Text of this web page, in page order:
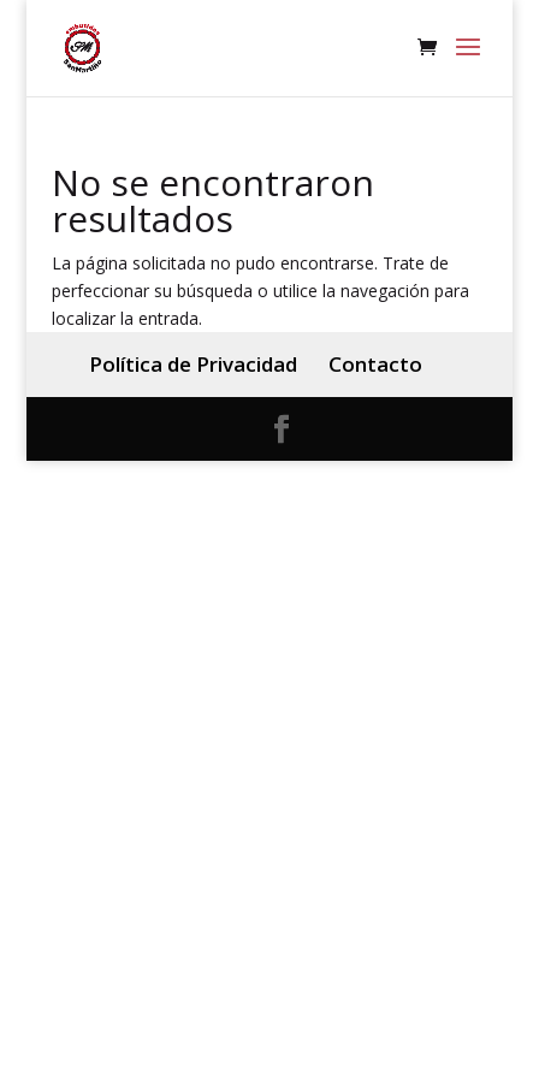
No se encontraron
resultados
La página solicitada no pudo encontrarse. Trate de
perfeccionar su búsqueda o utilice la navegación para
localizar la entrada.
Política de Privacidad Contacto